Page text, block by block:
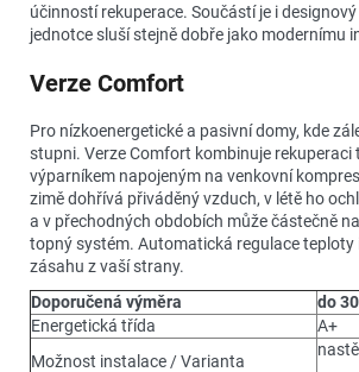
účinností rekuperace. Součástí je i
jednotce sluší stejně dobře jako modernímu
Verze Comfort
Pro nízkoenergetické a pasivní domy, kde
stupni. Verze Comfort kombinuje rekuperaci
výparníkem napojeným na venkovní
zimě dohřívá přiváděný vzduch, v létě ho
a v přechodných obdobích může částečně
topný systém. Automatická regulace teploty
zásahu z vaší strany.
Doporučená výměra
do
Energetická třída
A+
Možnost instalace / Varianta